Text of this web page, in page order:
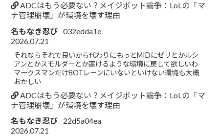
ADCはもう必要ない？メイジボット論争：LoLの「マ
ナ管理崩壊」が環境を壊す理由
名もなき忍び 032edda1e
2026.07.21
それならそれで良いから代わりにもっとMIDにゼリとかルシ
アンとかスモルダーとか置けるような環境に戻して欲しいわ
マークスマンだけBOTレーンにいないといけない環境も大概
おかしい
ADCはもう必要ない？メイジボット論争：LoLの「マ
ナ管理崩壊」が環境を壊す理由
名もなき忍び
22d5a04ea
2026.07.21